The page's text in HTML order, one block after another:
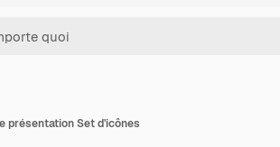
présentation Set d'icônes